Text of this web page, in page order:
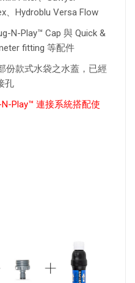
、Hydroblu Versa Flow
N-Play™ Cap 與 Quick &
fitting 等配件
份款式水袋之水蓋，已經
孔
N-Play™ 連接系統搭配使